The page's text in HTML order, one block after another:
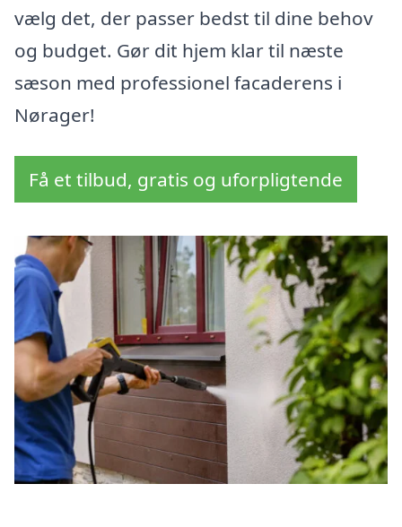
vælg det, der passer bedst til dine behov
og budget. Gør dit hjem klar til næste
sæson med professionel facaderens i
Nørager!
Få et tilbud, gratis og uforpligtende